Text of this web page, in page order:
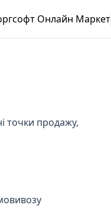
Онлайн Маркет
точки продажу,